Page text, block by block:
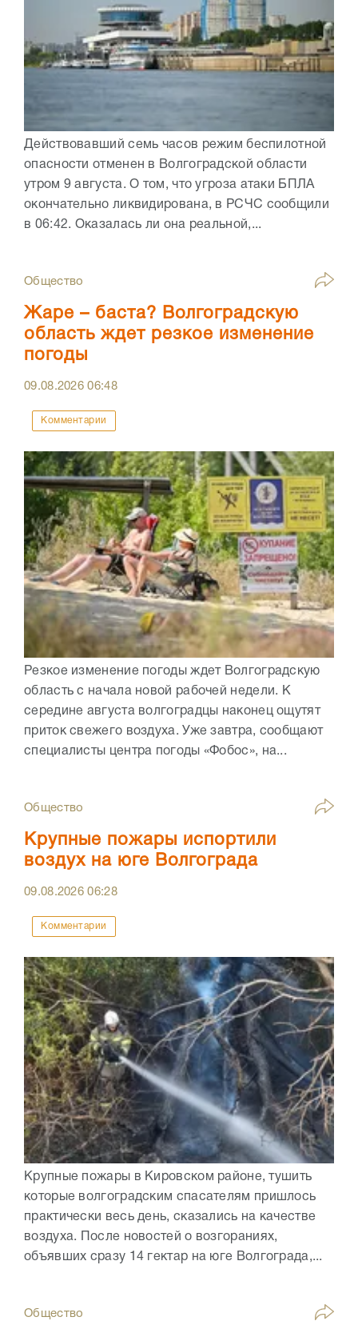
Действовавший семь часов режим беспилотной
опасности отменен в Волгоградской области
утром 9 августа. О том, что угроза атаки БПЛА
окончательно ликвидирована, в РСЧС сообщили
в 06:42. Оказалась ли она реальной,...
Общество
Жаре – баста? Волгоградскую
область ждет резкое изменение
погоды
09.08.202606:48
Комментарии
Резкое изменение погоды ждет Волгоградскую
область с начала новой рабочей недели. К
середине августа волгоградцы наконец ощутят
приток свежего воздуха. Уже завтра, сообщают
специалисты центра погоды «Фобос», на...
Общество
Крупные пожары испортили
воздух на юге Волгограда
09.08.202606:28
Комментарии
Крупные пожары в Кировском районе, тушить
которые волгоградским спасателям пришлось
практически весь день, сказались на качестве
воздуха. После новостей о возгораниях,
объявших сразу 14 гектар на юге Волгограда,...
Общество